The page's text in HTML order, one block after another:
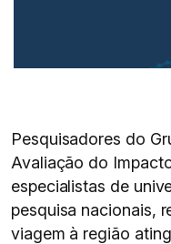
Pesquisadores do
Avaliação do
especialistas de
pesquisa nacionais,
viagem à região